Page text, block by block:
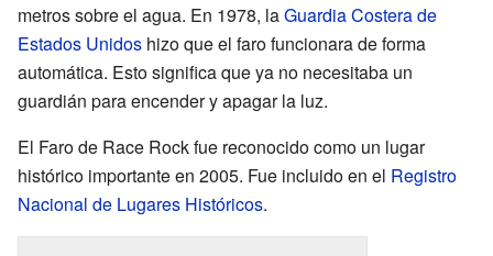
metros sobre el agua. En 1978, laGuardia Costera de
Estados Unidos hizo que el faro funcionara de forma
automática. Esto significa que ya no necesitaba un
guardián para encender y apagar la luz.
El Faro de Race Rock fue reconocido como un lugar
histórico importante en 2005. Fue incluido en el Registro
Nacional de Lugares Históricos.